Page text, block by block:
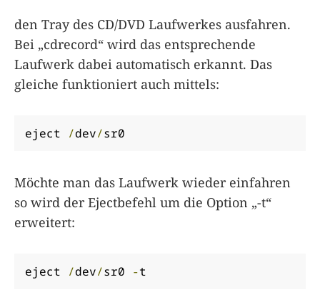
den Tray des CD/DVD Laufwerkes ausfahren.
Bei „cdrecord“ wird das entsprechende
Laufwerk dabei automatisch erkannt. Das
gleiche funktioniert auch mittels:
eject /dev/sr0
Möchte man das Laufwerk wieder einfahren
so wird der Ejectbefehl um die Option „-t“
erweitert:
eject /dev/sr0 -t